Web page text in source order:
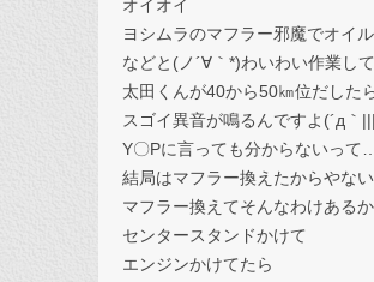
オイオイ
ヨシムラのマフラー邪魔でオイ
などと(ノ´∀｀*)わいわい作業し
太田くんが40から50㎞位だした
スゴイ異音が鳴るんですよ(´д｀
Y〇Pに言っても分からないっ
結局はマフラー換えたからや
マフラー換えてそんなわけある
センタースタンドかけて
エンジンかけてたら